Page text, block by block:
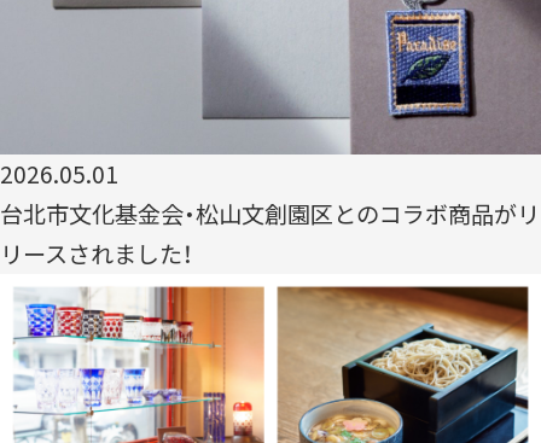
2026.05.01
台北市文化基金会・松山文創園区とのコラボ商品がリ
リースされました！